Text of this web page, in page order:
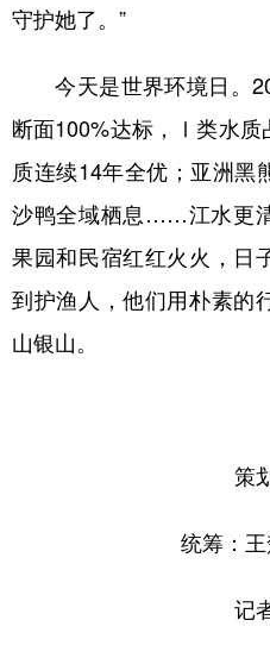
守护她了。”
今天是世界环境日。
断面100%达标，Ⅰ类水质
质连续14年全优；亚洲黑
沙鸭全域栖息……江水更
果园和民宿红红火火，日
到护渔人，他们用朴素的
山银山。
策划
统筹：王
记者